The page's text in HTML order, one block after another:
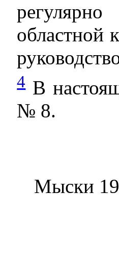
областной
4В
№ 8.
Мыски